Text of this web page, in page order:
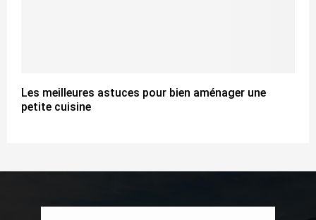
Les meilleures astuces pour bien aménager une
petite cuisine